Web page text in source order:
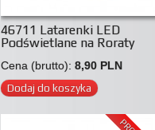
46711 Latarenki LED
Podświetlane na Roraty
Cena (brutto):8,90 PLN
Dodaj do koszyka